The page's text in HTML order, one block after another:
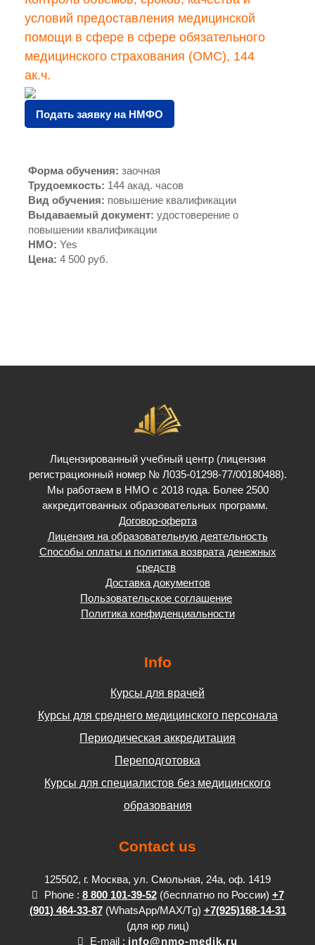
условий предоставления медицинской
помощи в сфере в сфере обязательного
медицинского страхования (ОМС), 144
ак.ч.
Подать заявку на НМФО
Форма обучения: заочная
Трудоемкость: 144 акад. часов
Вид обучения: повышение квалификации
Выдаваемый документ: удостоверение о
повышении квалификации
НМО: Yes
Цена: 4 500 руб.
Лицензированный учебный центр (лицензия
регистрационный номер № Л035-01298-77/00180488).
Мы работаем в НМО с 2018 года. Более 2500
аккредитованных образовательных программ.
Договор-оферта
Лицензия на образовательную деятельность
Способы оплаты и политика возврата денежных
средств
Доставка документов
Пользовательское соглашение
Политика конфиденциальности
Info
Курсы для врачей
Курсы для среднего медицинского персонала
Периодическая аккредитация
Переподготовка
Курсы для специалистов без медицинского
образования
Contact us
125502, г. Москва, ул. Смольная, 24а, оф. 1419
Phone : 8 800 101-39-52(бесплатно по России) +7
(901) 464-33-87(WhatsApp/MAX/Tg) +7(925)168-14-31
(для юр лиц)
E-mail : info@nmo-medik.ru